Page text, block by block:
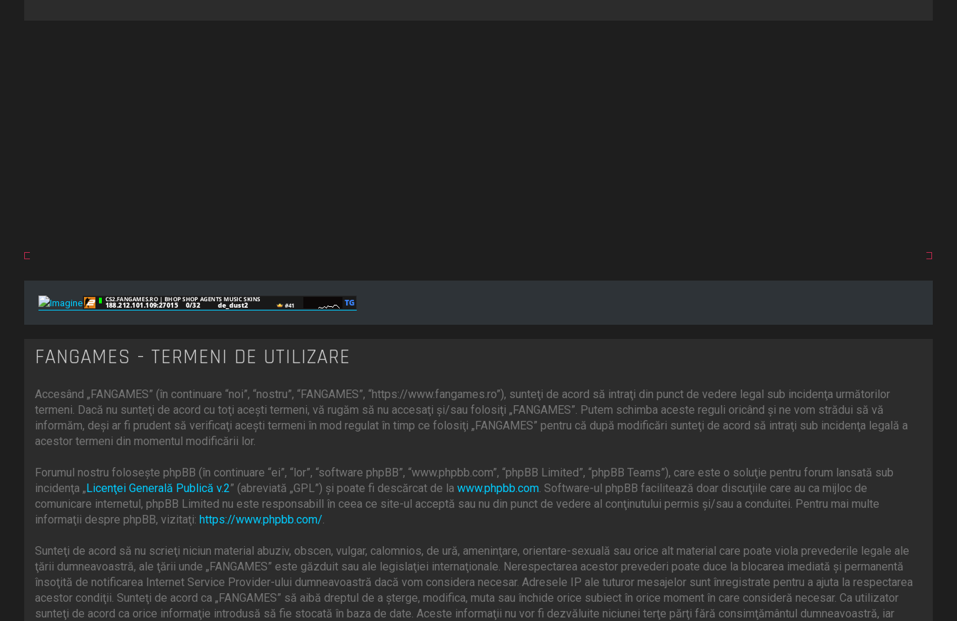
FANGAMES - TERMENI DE UTILIZARE
Accesând „FANGAMES” (în continuare “noi”, “nostru”, “FANGAMES”, “https://www.fangames.ro”), sunteţi de acord să intraţi din punct de vedere legal sub incidenţa următorilor
termeni. Dacă nu sunteţi de acord cu toţi aceşti termeni, vă rugăm să nu accesaţi şi/sau folosiţi „FANGAMES”. Putem schimba aceste reguli oricând şi ne vom strădui să vă
informăm, deşi ar fi prudent să verificaţi aceşti termeni în mod regulat în timp ce folosiţi „FANGAMES” pentru că după modificări sunteţi de acord să intraţi sub incidenţa legală a
acestor termeni din momentul modificării lor.
Forumul nostru foloseşte phpBB (în continuare “ei”, “lor”, “software phpBB”, “www.phpbb.com”, “phpBB Limited”, “phpBB Teams”), care este o soluţie pentru forum lansată sub
incidenţa „ Licenţei Generală Publică v.2” (abreviată „GPL”) şi poate fi descărcat de la www.phpbb.com. Software-ul phpBB facilitează doar discuţiile care au ca mijloc de
comunicare internetul, phpBB Limited nu este responsabill în ceea ce site-ul acceptă sau nu din punct de vedere al conţinutului permis şi/sau a conduitei. Pentru mai multe
informaţii despre phpBB, vizitaţi: https://www.phpbb.com/.
Sunteţi de acord să nu scrieţi niciun material abuziv, obscen, vulgar, calomnios, de ură, ameninţare, orientare-sexuală sau orice alt material care poate viola prevederile legale ale
ţării dumneavoastră, ale ţării unde „FANGAMES” este găzduit sau ale legislaţiei internaţionale. Nerespectarea acestor prevederi poate duce la blocarea imediată şi permanentă
însoţită de notificarea Internet Service Provider-ului dumneavoastră dacă vom considera necesar. Adresele IP ale tuturor mesajelor sunt înregistrate pentru a ajuta la respectarea
acestor condiţii. Sunteţi de acord ca „FANGAMES” să aibă dreptul de a şterge, modifica, muta sau închide orice subiect în orice moment în care consideră necesar. Ca utilizator
sunteţi de acord ca orice informaţie introdusă să fie stocată în baza de date. Aceste informaţii nu vor fi dezvăluite niciunei terţe părţi fără consimţământul dumneavoastră, iar